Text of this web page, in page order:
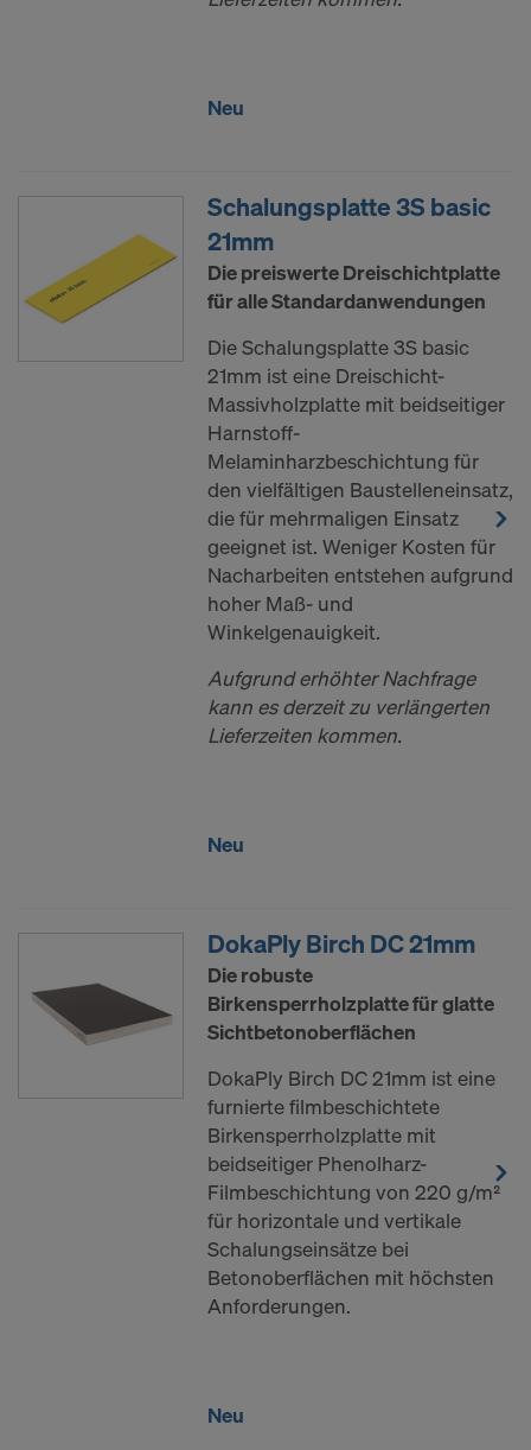
Neu
Schalungsplatte 3S basic
21mm
Die preiswerte Dreischichtplatte
für alle Standardanwendungen
Die Schalungsplatte 3S basic
21mm ist eine Dreischicht-
Massivholzplatte mit beidseitiger
Harnstoff-
Melaminharzbeschichtung für
den vielfältigen Baustelleneinsatz,
die für mehrmaligen Einsatz
geeignet ist. Weniger Kosten für
Nacharbeiten entstehen aufgrund
hoher Maß- und
Winkelgenauigkeit.
Aufgrund erhöhter Nachfrage
kann es derzeit zu verlängerten
Lieferzeiten kommen.
Neu
DokaPly Birch DC 21mm
Die robuste
Birkensperrholzplatte für glatte
Sichtbetonoberflächen
DokaPly Birch DC 21mm ist eine
furnierte filmbeschichtete
Birkensperrholzplatte mit
beidseitiger Phenolharz-
Filmbeschichtung von 220 g/m²
für horizontale und vertikale
Schalungseinsätze bei
Betonoberflächen mit höchsten
Anforderungen.
Neu